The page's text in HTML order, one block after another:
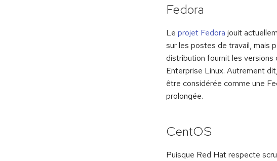
Fedora
Le projet Fedora jouit
sur les postes de travail, mais
distribution fournit les
Enterprise Linux. Autrement
être considérée comme une
prolongée.
CentOS
Puisque Red Hat respecte